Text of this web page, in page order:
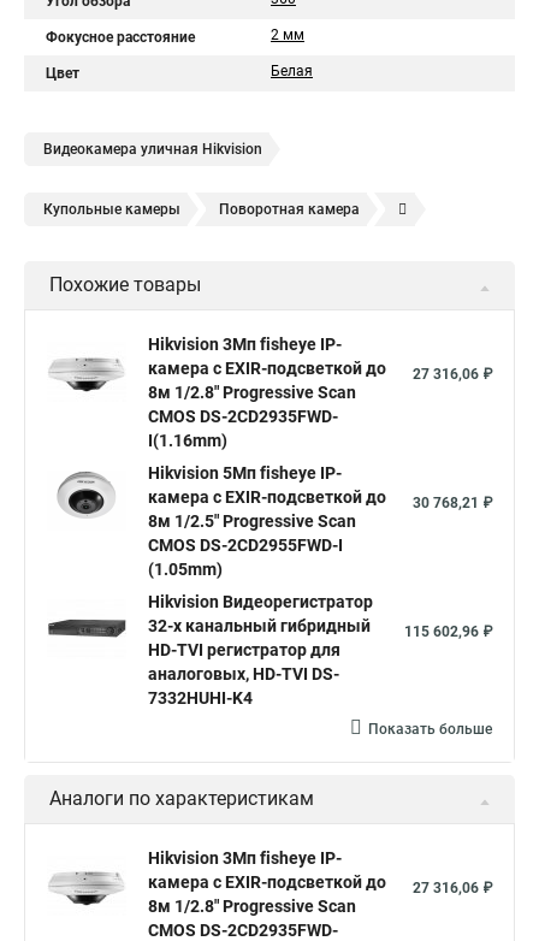
Фокусное расстояние 2 мм
Цвет Белая
Видеокамера уличная Hikvision
Купольные камеры Поворотная камера
Камера видеонаблюдения hikvision
Hikvision купить Hikvision уличная ip камера
Hikvision poe
Hikvision 2 8 mm Hikvision camera Hikvision 2cd1148 i b
Видеонаблюдение Ip видеокамеры
Hikvision 2cd2142fwd
Hikvision ds 2cd1148 hikvision ds 2cd1148 i b
hikvision ds 2cd2042wd i Видеокамера hikvision
Видеокамеры hikvision ds
Камера Hikvision ds 2ce16d8t
Видеокамера hikvision hiwatch
Камера Hikvision ds 2cd2442fwd
Уличная камера Hikvision ip camera
Hikvision поворотная камера Hikvision купольная
Похожие товары
Hikvision 3Мп fisheye IP-
камера c EXIR-подсветкой до
8м 1/2.8" Progressive Scan
CMOS DS-2CD2935FWD-
I(1.16mm)
27 316,06 ₽
Hikvision 5Мп fisheye IP-
камера c EXIR-подсветкой до
8м 1/2.5" Progressive Scan
CMOS DS-2CD2955FWD-I
(1.05mm)
30 768,21 ₽
Hikvision Видеорегистратор
32-х канальный гибридный
HD-TVI регистратор для
аналоговых, HD-TVI DS-
7332HUHI-K4
115 602,96 ₽
Показать больше
Аналоги по характеристикам
Hikvision 3Мп fisheye IP-
камера c EXIR-подсветкой до
8м 1/2.8" Progressive Scan
CMOS DS-2CD2935FWD-
27 316,06 ₽